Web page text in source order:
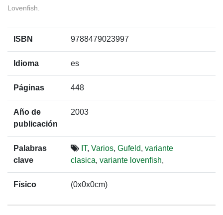
Lovenfish.
ISBN 9788479023997
Idioma es
Páginas 448
Año de
publicación
2003
Palabras
clave
IT, Varios, Gufeld, variante
clasica, variante lovenfish,
Físico (0x0x0cm)